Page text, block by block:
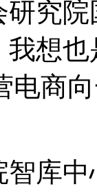
院
想
电商
中